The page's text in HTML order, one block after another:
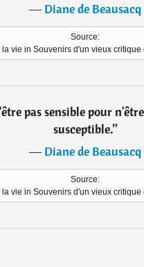
―Diane de Beausacq
Source:
la vie in Souvenirs d'un vieux critique
pas sensible pour
susceptible.”
―Diane de Beausacq
Source:
la vie in Souvenirs d'un vieux critique